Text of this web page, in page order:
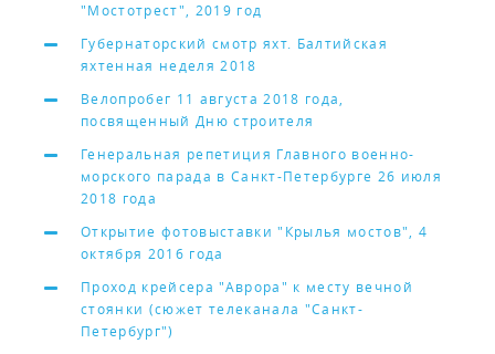
"Мостотрест", 2019 год
Губернаторский смотр яхт. Балтийская
яхтенная неделя 2018
Велопробег 11 августа 2018 года,
посвященный Дню строителя
Генеральная репетиция Главного военно-
морского парада в Санкт-Петербурге 26 июля
2018 года
Открытие фотовыставки "Крылья мостов", 4
октября 2016 года
Проход крейсера "Аврора" к месту вечной
стоянки (сюжет телеканала "Санкт-
Петербург")